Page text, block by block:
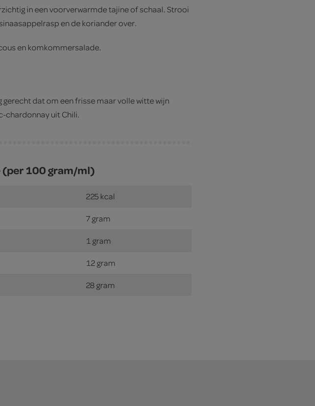
in een voorverwarmde tajine of schaal. Strooi
en de koriander over.
en komkommersalade.
gerecht dat om een frisse maar volle witte wijn
chardonnay uit Chili.
100 gram/ml)
225 kcal
7 gram
1 gram
12 gram
28 gram